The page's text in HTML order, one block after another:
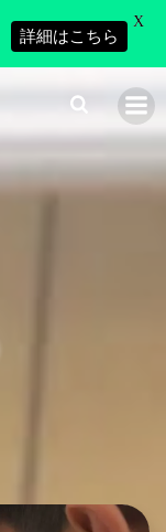
詳細はこちら
X